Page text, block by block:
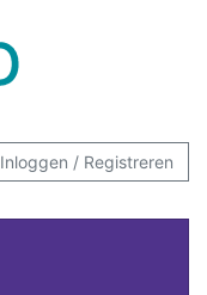
Inloggen / Registreren